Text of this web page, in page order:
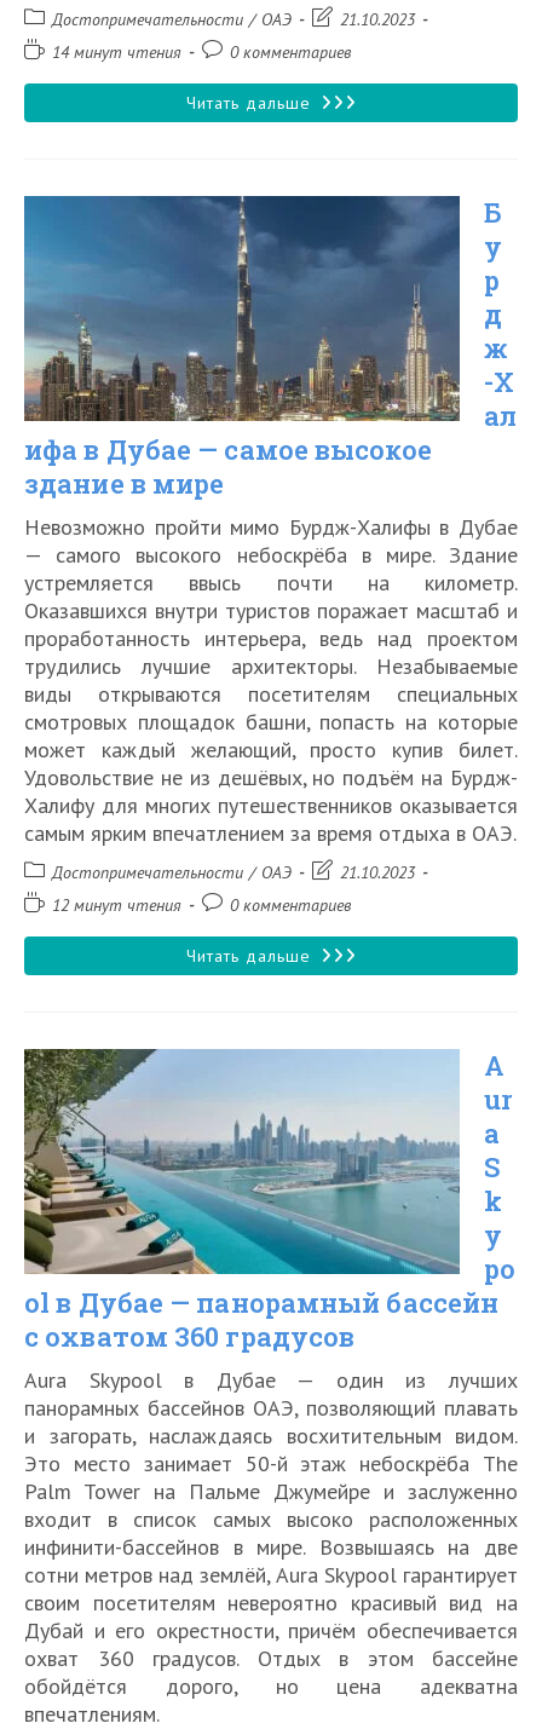
Рубрика
записи:
Достопримечательности / ОАЭ
Запись21.10.2023
Время14 минут чтения
Комментарии
записи:
0 комментариев
Читать дальше 20
которые
посмотреть
в
2026
году
Б
у
р
д
ж
-Х
ал
ифа в Дубае — самое высокое
здание в мире
Невозможно пройти мимо Бурдж-Халифы в Дубае
— самого высокого небоскрёба в мире. Здание
устремляется ввысь почти на километр.
Оказавшихся внутри туристов поражает масштаб и
проработанность интерьера, ведь над проектом
трудились лучшие архитекторы. Незабываемые
виды открываются посетителям специальных
смотровых площадок башни, попасть на которые
может каждый желающий, просто купив билет.
Удовольствие не из дешёвых, но подъём на Бурдж-
Халифу для многих путешественников оказывается
самым ярким впечатлением за время отдыха в ОАЭ.
Рубрика
записи:
Достопримечательности / ОАЭ
Запись21.10.2023
Время12 минут чтения
Комментарии
записи:
0 комментариев
Читать дальше Бурдж-
самое
высокое
здание
мире
A
ur
a
S
k
y
po
ol в Дубае — панорамный бассейн
с охватом 360 градусов
Aura Skypool в Дубае — один из лучших
панорамных бассейнов ОАЭ, позволяющий плавать
и загорать, наслаждаясь восхитительным видом.
Это место занимает 50-й этаж небоскрёба The
Palm Tower на Пальме Джумейре и заслуженно
входит в список самых высоко расположенных
инфинити-бассейнов в мире. Возвышаясь на две
сотни метров над землёй, Aura Skypool гарантирует
своим посетителям невероятно красивый вид на
Дубай и его окрестности, причём обеспечивается
охват 360 градусов. Отдых в этом бассейне
обойдётся дорого, но цена адекватна
впечатлениям.